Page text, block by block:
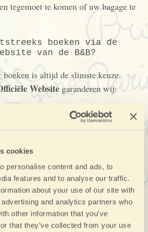
cookies
personalise content and ads, to
features and to analyse our traffic.
about your use of our site with
and analytics partners who
other information that you’ve
that they’ve collected from your use
tegemoet te komen of uw bagage te
boeken via de
van de B&B?
boeken is altijd de slimste keuze.
Website garanderen wij:
prijs
van minimaal 2 nachten
met ons om elk detail van uw verblijf te
van vroeger opnieuw beleven?
bij La Scuola ➝